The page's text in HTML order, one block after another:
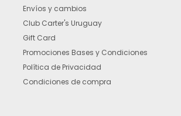
Envíos y cambios
Club Carter's Uruguay
Gift Card
Promociones Bases y Condiciones
Política de Privacidad
Condiciones de compra